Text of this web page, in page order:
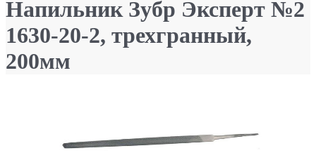
Напильник Зубр Эксперт №2
1630-20-2, трехгранный,
200мм